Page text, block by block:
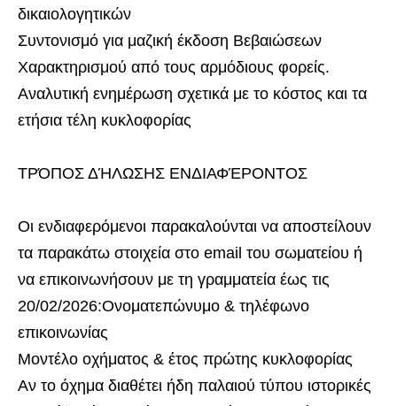
δικαιολογητικών
Συντονισμό για μαζική έκδοση Βεβαιώσεων
Χαρακτηρισμού από τους αρμόδιους φορείς.
Αναλυτική ενημέρωση σχετικά με το κόστος και τα
ετήσια τέλη κυκλοφορίας
ΤΡΌΠΟΣ ΔΉΛΩΣΗΣ ΕΝΔΙΑΦΈΡΟΝΤΟΣ
Οι ενδιαφερόμενοι παρακαλούνται να αποστείλουν
τα παρακάτω στοιχεία στο email του σωματείου ή
να επικοινωνήσουν με τη γραμματεία έως τις
20/02/2026:Ονοματεπώνυμο & τηλέφωνο
επικοινωνίας
Μοντέλο οχήματος & έτος πρώτης κυκλοφορίας
Αν το όχημα διαθέτει ήδη παλαιού τύπου ιστορικές